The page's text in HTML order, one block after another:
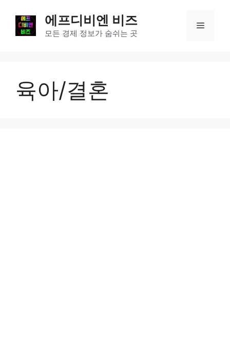
에프디비엔 비즈
모든 경제 정보가 숨쉬는 곳
메
육아/결혼